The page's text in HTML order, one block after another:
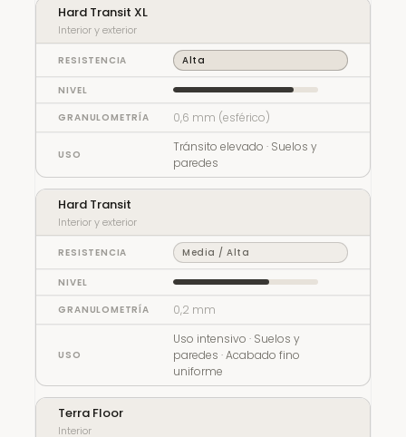
Hard Transit XL
Interior y exterior
Alta
0,6 mm (esférico)
Tránsito elevado · Suelos y
paredes
Hard Transit
Interior y exterior
Media / Alta
0,2 mm
Uso intensivo · Suelos y
paredes · Acabado fino
uniforme
Terra Floor
Interior